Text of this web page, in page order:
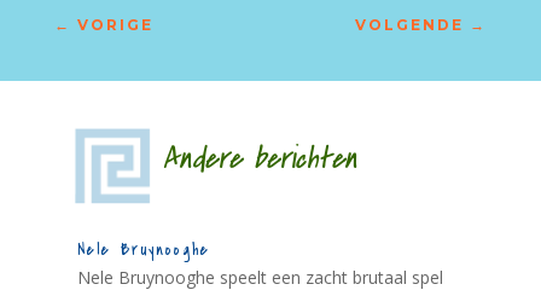
← VORIGE VOLGENDE →
Andere berichten
Nele Bruynooghe
Nele Bruynooghe speelt een zacht brutaal spel